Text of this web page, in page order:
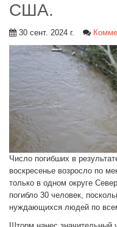
США.
30 сент. 2024 г.
Число погибших в
воскресенье возросло по
только в одном округе
погибло 30 человек,
нуждающихся людей по